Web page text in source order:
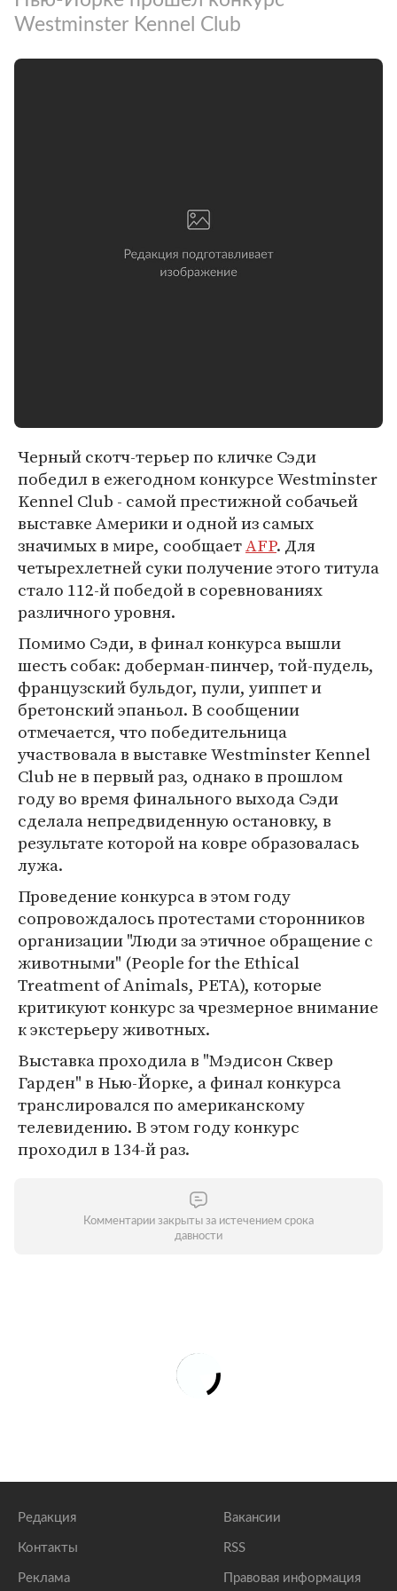
Westminster Kennel Club
Черный скотч-терьер по кличке Сэди
победил в ежегодном конкурсе Westminster
Kennel Club - самой престижной собачьей
выставке Америки и одной из самых
значимых в мире, сообщаетAFP. Для
четырехлетней суки получение этого титула
стало 112-й победой в соревнованиях
различного уровня.
Помимо Сэди, в финал конкурса вышли
шесть собак: доберман-пинчер, той-пудель,
французский бульдог, пули, уиппет и
бретонский эпаньол. В сообщении
отмечается, что победительница
участвовала в выставке Westminster Kennel
Club не в первый раз, однако в прошлом
году во время финального выхода Сэди
сделала непредвиденную остановку, в
результате которой на ковре образовалась
лужа.
Проведение конкурса в этом году
сопровождалось протестами сторонников
организации "Люди за этичное обращение с
животными" (People for the Ethical
Treatment of Animals, PETA), которые
критикуют конкурс за чрезмерное внимание
к экстерьеру животных.
Выставка проходила в "Мэдисон Сквер
Гарден" в Нью-Йорке, а финал конкурса
транслировался по американскому
телевидению. В этом году конкурс
проходил в 134-й раз.
Комментарии закрыты за истечением срока
давности
Редакция
Контакты
Реклама
Вакансии
RSS
Правовая информация